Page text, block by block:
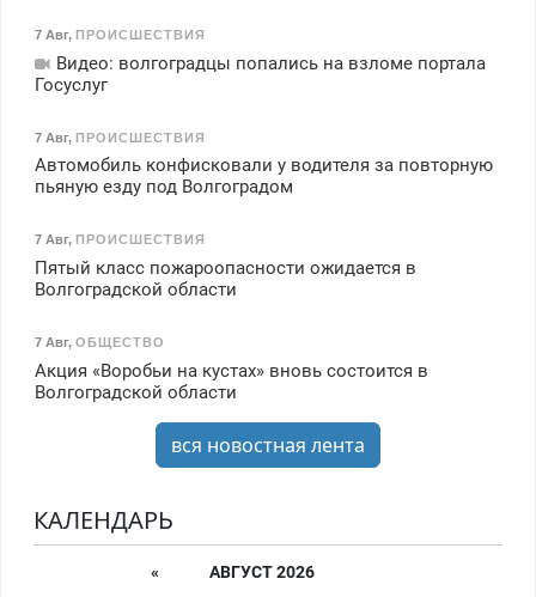
7 Авг, ПРОИСШЕСТВИЯ
Видео: волгоградцы попались на взломе портала
Госуслуг
7 Авг, ПРОИСШЕСТВИЯ
Автомобиль конфисковали у водителя за повторную
пьяную езду под Волгоградом
7 Авг, ПРОИСШЕСТВИЯ
Пятый класс пожароопасности ожидается в
Волгоградской области
7 Авг, ОБЩЕСТВО
Акция «Воробьи на кустах» вновь состоится в
Волгоградской области
вся новостная лента
КАЛЕНДАРЬ
« АВГУСТ 2026